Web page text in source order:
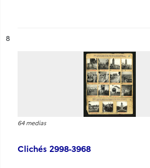
n°
8
64 medias
Clichés 2998-3968